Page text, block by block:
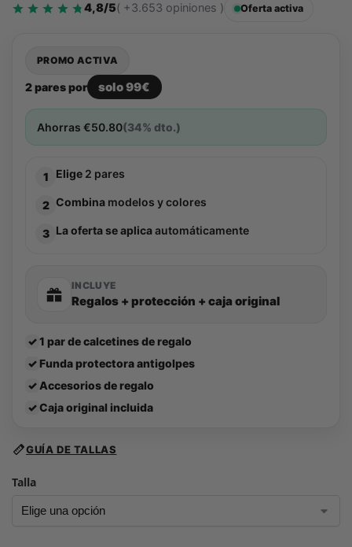
4,8/5( +3.653 opiniones ) Oferta activa
PROMO ACTIVA
2 pares por solo 99€
Ahorras €50.80(34% dto.)
1 Elige 2 pares
2 Combina modelos y colores
3 La oferta se aplicaautomáticamente
INCLUYE
Regalos + protección + caja original
✓1 par de calcetines de regalo
✓ Funda protectora antigolpes
✓ Accesorios de regalo
✓Caja original incluida
GUÍA DE TALLAS
Talla